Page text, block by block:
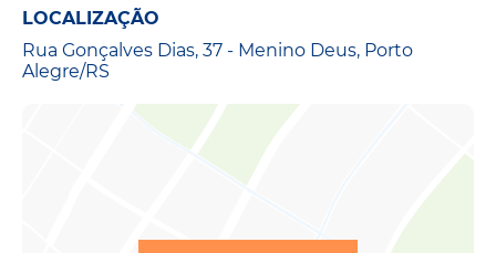
LOCALIZAÇÃO
Rua Gonçalves Dias, 37 - Menino Deus, Porto
Alegre/RS